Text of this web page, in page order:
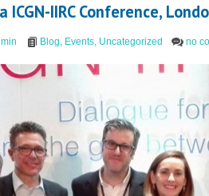
ICGN-IIRC Conference,
Blog, Events, Uncategorized no